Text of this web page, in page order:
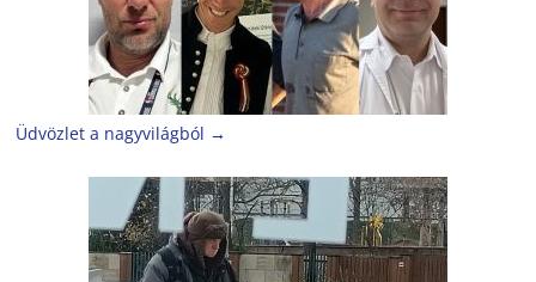
Üdvözlet a nagyvilágból →